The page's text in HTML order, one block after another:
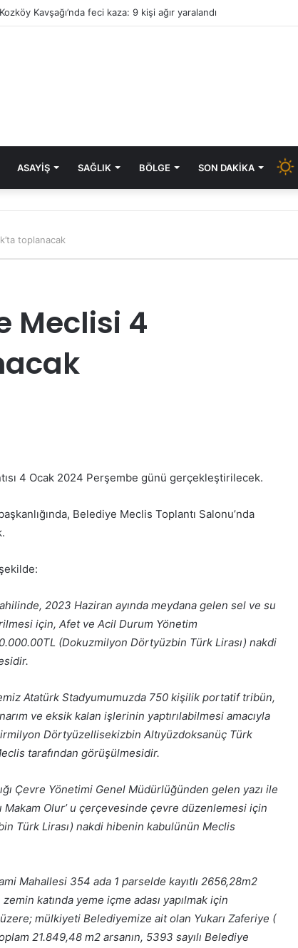
Kavşağı’nda feci kaza: 9 kişi ağır yaralandı
ASAYIŞ SAĞLIK BÖLGE SON DAKIKA
toplanacak
Meclisi 4
4 Ocak 2024 Perşembe günü gerçekleştirilecek.
Belediye Meclis Toplantı Salonu’nda
2023 Haziran ayında meydana gelen sel ve su
için, Afet ve Acil Durum Yönetim
(Dokuzmilyon Dörtyüzbin Türk Lirası) nakdi
Atatürk Stadyumumuzda 750 kişilik portatif tribün,
ve eksik kalan işlerinin yaptırılabilmesi amacıyla
Dörtyüzellisekizbin Altıyüzdoksanüç Türk
tarafından görüşülmesidir.
Çevre Yönetimi Genel Müdürlüğünden gelen yazı ile
Makam Olur’ u çerçevesinde çevre düzenlemesi için
Türk Lirası) nakdi hibenin kabulünün Meclis
Mahallesi 354 ada 1 parselde kayıtlı 2656,28m2
katında yeme içme adası yapılmak için
mülkiyeti Belediyemize ait olan Yukarı Zaferiye (
21.849,48 m2 arsanın, 5393 sayılı Belediye